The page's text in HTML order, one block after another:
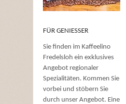
FÜR GENIESSER
Sie finden im Kaffeelino
Fredelsloh ein exklusives
Angebot regionaler
Spezialitäten. Kommen Sie
vorbei und stöbern Sie
durch unser Angebot. Eine